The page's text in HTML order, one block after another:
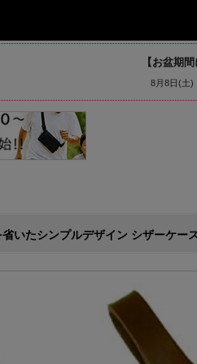
【お盆期
8月8日(土)
いたシンプルデザイン シザーケ